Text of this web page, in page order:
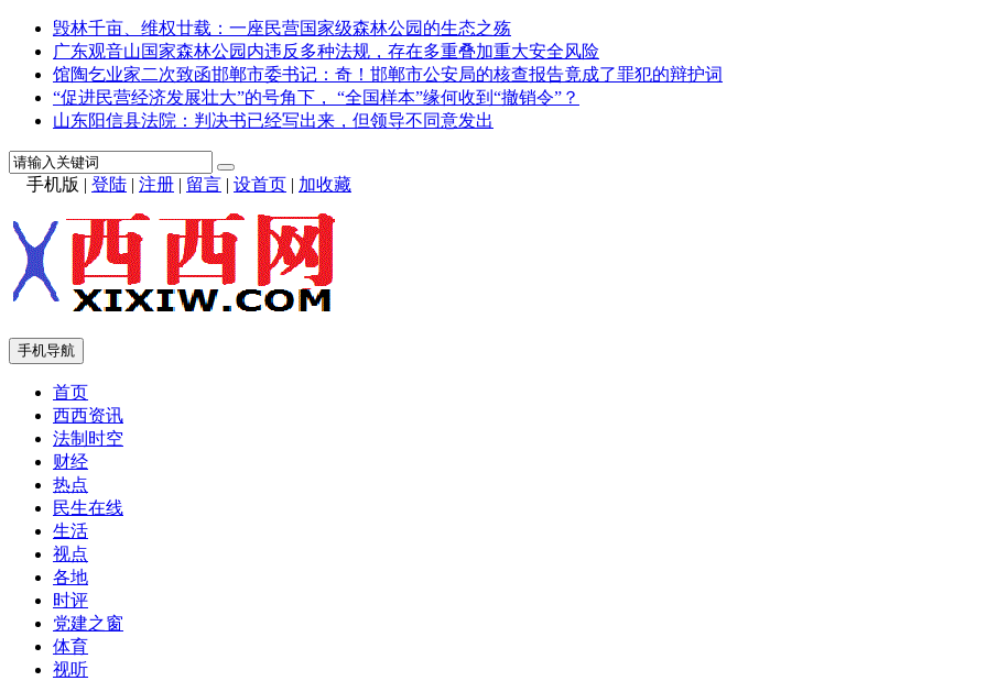
毁林千亩、维权廿载：一座民营国家级森林公园的生态之殇
广东观音山国家森林公园内违反多种法规，存在多重叠加重大安全风险
馆陶乞业家二次致函邯郸市委书记：奇！邯郸市公安局的核查报告竟成了罪犯的辩护词
“促进民营经济发展壮大”的号角下， “全国样本”缘何收到“撤销令”？
山东阳信县法院：判决书已经写出来，但领导不同意发出
手机版 | 登陆 | 注册 | 留言 | 设首页 | 加收藏
手机导航
首页
西西资讯
法制时空
财经
热点
民生在线
生活
视点
各地
时评
党建之窗
体育
视听